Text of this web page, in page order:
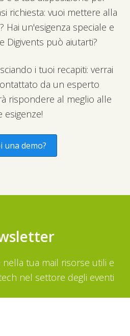
richiesta: vuoi mettere alla
Hai un'esigenza speciale e
Digivents può aiutarti?
i tuoi recapiti: verrai
da un esperto
rispondere al meglio alle
esigenze!
una demo?
nella tua mail risorse utili e
nel settore degli eventi